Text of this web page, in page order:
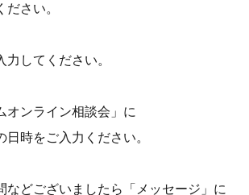
ださい。
してください。
ンライン相談会」に
日時をご入力ください。
どございましたら「メッセージ」に